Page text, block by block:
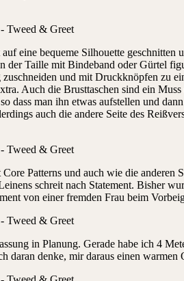
eine bequeme Silhouette
Taille mit Bindeband oder Gürtel
und mit Druckknöpfen zu
Auch die Brusttaschen sind ein
dass man ihn etwas aufstellen und
auch die andere Seite des
Patterns und auch wie die
schreit nach Statement. Bisher
von einer fremden Frau beim
in Planung. Gerade habe ich 4
daran denke, mir daraus einen